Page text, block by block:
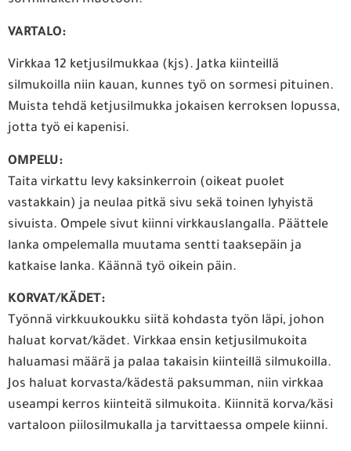
VARTALO:
Virkkaa 12 ketjusilmukkaa (kjs). Jatka kiinteillä
silmukoilla niin kauan, kunnes työ on sormesi pituinen.
Muista tehdä ketjusilmukka jokaisen kerroksen lopussa,
jotta työ ei kapenisi.
OMPELU:
Taita virkattu levy kaksinkerroin (oikeat puolet
vastakkain) ja neulaa pitkä sivu sekä toinen lyhyistä
sivuista. Ompele sivut kiinni virkkauslangalla. Päättele
lanka ompelemalla muutama sentti taaksepäin ja
katkaise lanka. Käännä työ oikein päin.
KORVAT/KÄDET:
Työnnä virkkuukoukku siitä kohdasta työn läpi, johon
haluat korvat/kädet. Virkkaa ensin ketjusilmukoita
haluamasi määrä ja palaa takaisin kiinteillä silmukoilla.
Jos haluat korvasta/kädestä paksumman, niin virkkaa
useampi kerros kiinteitä silmukoita. Kiinnitä korva/käsi
vartaloon piilosilmukalla ja tarvittaessa ompele kiinni.